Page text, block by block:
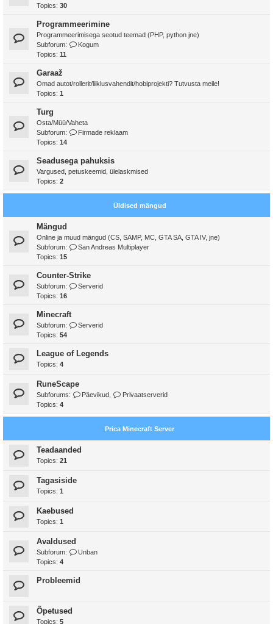
Topics: 30
Programmeerimine
Programmeerimisega seotud teemad (PHP, python jne)
Subforum:
Kogum
Topics: 11
Garaaž
Omad autot/rollerit/liiklusvahendit/hobiprojekti? Tutvusta meile!
Topics: 1
Turg
Osta/Müü/Vaheta
Subforum:
Firmade reklaam
Topics: 14
Seadusega pahuksis
Vargused, petuskeemid, ülelaskmised
Topics: 2
Üldised mängud
Mängud
Online ja muud mängud (CS, SAMP, MC, GTA SA, GTA IV, jne)
Subforum:
San Andreas Multiplayer
Topics: 15
Counter-Strike
Subforum:
Serverid
Topics: 16
Minecraft
Subforum:
Serverid
Topics: 54
League of Legends
Topics: 4
RuneScape
Subforums: Päevikud
Privaatserverid
Topics: 4
Prica Minecraft Server
Teadaanded
Topics: 21
Tagasiside
Topics: 1
Kaebused
Topics: 1
Avaldused
Subforum:
Unban
Topics: 4
Probleemid
Õpetused
Topics: 5